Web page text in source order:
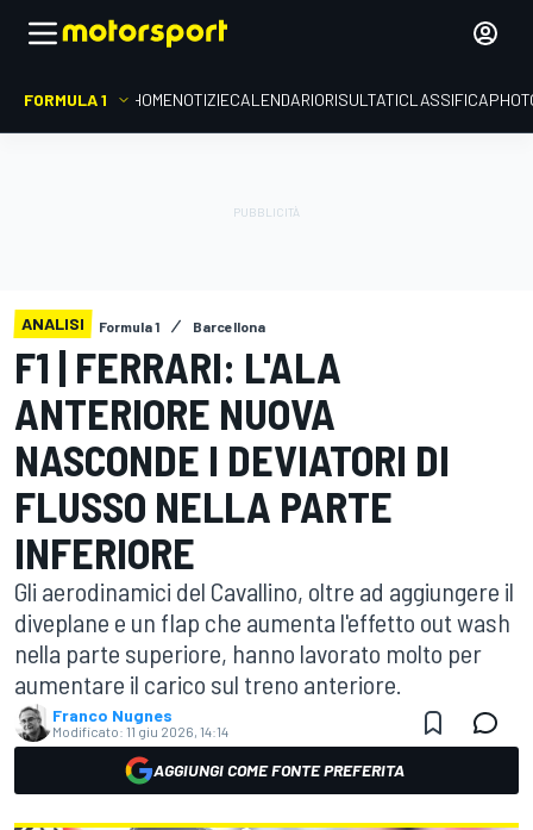
FORMULA 1 HOMENOTIZIECALENDARIORISULTATICLASSIFICA
ANALISI Formula 1 Barcellona
F1 | FERRARI: L'ALA
ANTERIORE NUOVA
NASCONDE I DEVIATORI DI
FLUSSO NELLA PARTE
INFERIORE
Gli aerodinamici del Cavallino, oltre ad aggiungere il
diveplane e un flap che aumenta l'effetto out wash
nella parte superiore, hanno lavorato molto per
aumentare il carico sul treno anteriore.
Franco Nugnes
Modificato: 11 giu 2026, 14:14
AGGIUNGI COME FONTE PREFERITA